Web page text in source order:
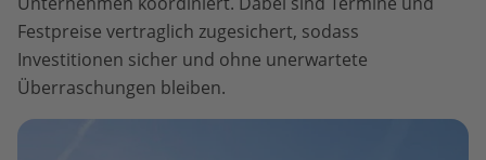
Festpreise vertraglich zugesichert, sodass
Investitionen sicher und ohne unerwartete
Überraschungen bleiben.